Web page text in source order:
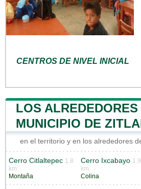
CENTROS DE NIVEL INICIAL
LOS ALREDEDORES
MUNICIPIO DE
en el territorio y en los alrededores
Cerro Citlaltepec 1.8
km
Montaña
Cerro Ixcabayo 1.9
km
Colina